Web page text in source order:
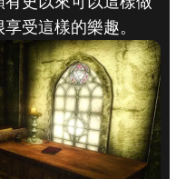
受這樣的樂趣。